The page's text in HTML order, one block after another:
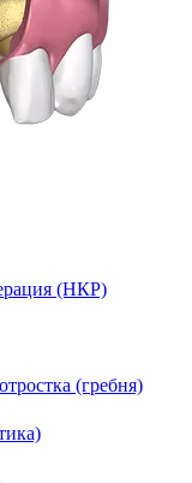
(НКР)
(гребня)